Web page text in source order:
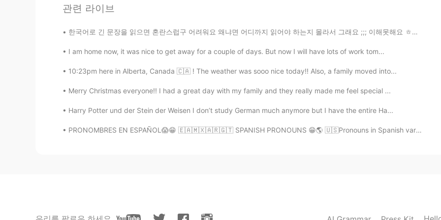
관련 라이브
한국어로 긴 문장을 읽으면 혼란스럽구 어려워요 왜냐면 어디까지 읽어야 하는지 몰라서 그래요 ;;; 이해못해요 ㅎㅎㅎ (,) 이걸 많이 사용하니까 그걸 있으면 어디까지 읽어야 ...
I am home now, it was nice to get away for a couple of days. But now I will have lots of work tom...
10:23pm here in Alberta, Canada 🇨🇦 ! The weather was sooo nice today!! Also, a family moved into...
Merry Christmas everyone!! I had a great day with my family and they really made me feel special ...
Harry Potter und der Stein der Weisen I don’t study German much anymore but I have the entire Ha...
PRONOMBRES EN ESPAÑOL😱😁 🇪🇦🇲🇽🇦🇷🇬🇹 SPANISH PRONOUNS 😁🌎 🇺🇸Pronouns in Spanish vary throughout the S...